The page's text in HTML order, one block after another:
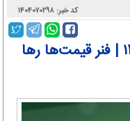
کد خبر: ۱۴۰۴۰۷۰۲۹۸
قیمت خودرو امروز ۶ مهر ۱۴۰۴ | فنر قیمت‌ها رها